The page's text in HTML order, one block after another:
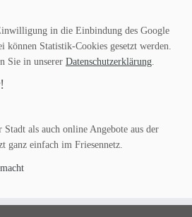
in die Einbindung des Google
können Statistik-Cookies gesetzt werden.
Sie in unserer Datenschutzerklärung.
als auch online Angebote aus der
ganz einfach im Friesennetz.